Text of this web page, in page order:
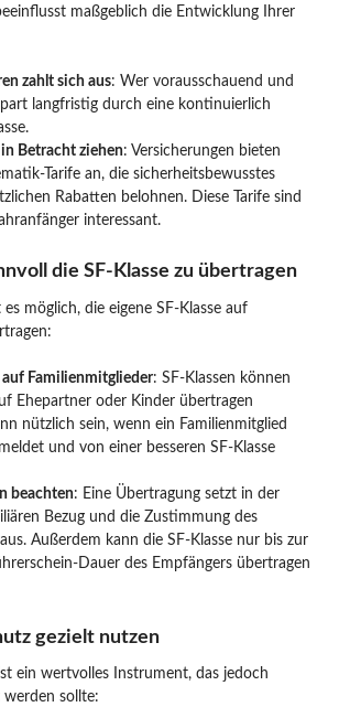
maßgeblich die Entwicklung Ihrer
zahlt sich aus: Wer vorausschauend und
langfristig durch eine kontinuierlich
in Betracht ziehen: Versicherungen bieten
Tarife an, die sicherheitsbewusstes
Rabatten belohnen. Diese Tarife sind
interessant.
die SF-Klasse zu übertragen
es möglich, die eigene SF-Klasse auf
Familienmitglieder: SF-Klassen können
Ehepartner oder Kinder übertragen
nützlich sein, wenn ein Familienmitglied
und von einer besseren SF-Klasse
beachten: Eine Übertragung setzt in der
Bezug und die Zustimmung des
Außerdem kann die SF-Klasse nur bis zur
Dauer des Empfängers übertragen
gezielt nutzen
ein wertvolles Instrument, das jedoch
werden sollte: